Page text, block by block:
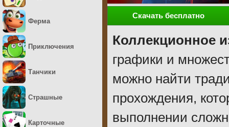
Скачать бесплатно
Коллекционное
графики и
можно найти
прохождения,
выполнении
Ферма
Приключения
Танчики
Страшные
Карточные